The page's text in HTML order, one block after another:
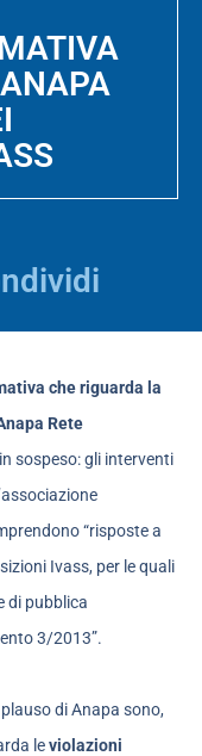
che riguarda la
Rete
sospeso: gli interventi
“risposte a
Ivass, per le quali
di pubblica
3/2013”.
di Anapa sono,
leviolazioni